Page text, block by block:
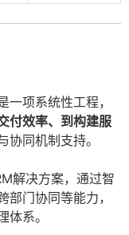
项系统性工程，
付效率、到构建服
协同机制支持。
解决方案，通过智
门协同等能力，
系。